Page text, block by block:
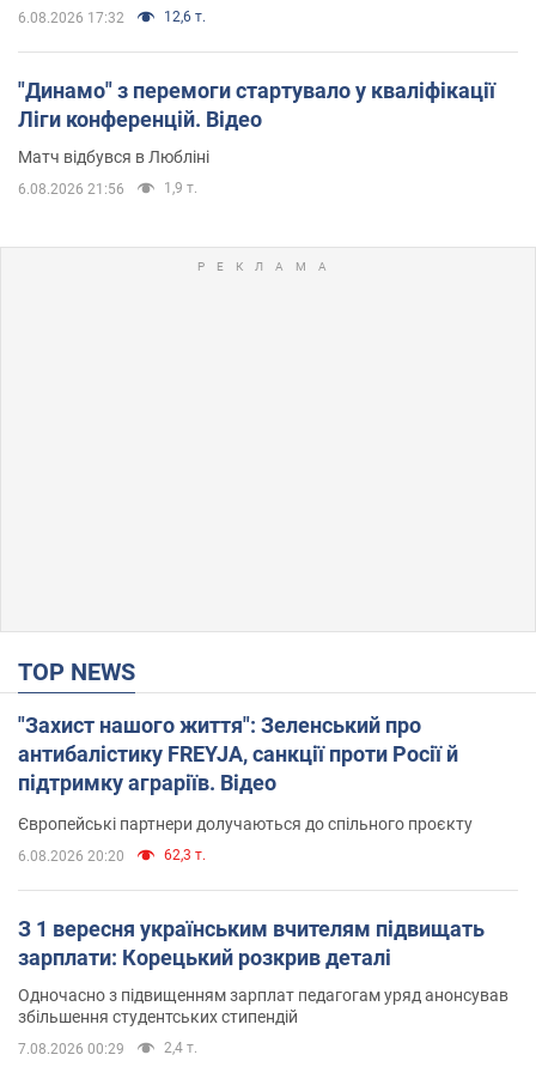
6.08.2026 17:32 12,6 т.
"Динамо" з перемоги стартувало у кваліфікації
Ліги конференцій. Відео
Матч відбувся в Любліні
6.08.2026 21:56 1,9 т.
TOP NEWS
"Захист нашого життя": Зеленський про
антибалістику FREYJA, санкції проти Росії й
підтримку аграріїв. Відео
Європейські партнери долучаються до спільного проєкту
6.08.2026 20:20 62,3 т.
З 1 вересня українським вчителям підвищать
зарплати: Корецький розкрив деталі
Одночасно з підвищенням зарплат педагогам уряд анонсував
збільшення студентських стипендій
7.08.2026 00:29 2,4 т.